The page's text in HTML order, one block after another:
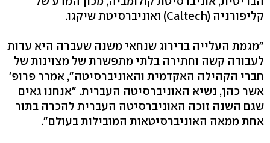
קליפורניה (Caltech) ואוניברסיטת שיקגו.
"מגמת העלייה בדירוג שנחאי משנה שעברה היא עדות
לעבודה קשה וחתירה בלתי מתפשרת של מצוינות של
חברי הקהילה האקדמית והאוניברסיטה", אמרר פרופ'
אשר כהן, נשיא האוניברסיטה העברית. "אנחנו גאים
שגם השנה זוכה האוניברסיטה העברית להכרה בתור
אחת ממאה האוניברסיטאות המובילות בעולם".